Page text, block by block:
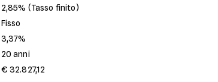
2,85% (Tasso finito)
Fisso
3,37%
20 anni
€ 32.827,12